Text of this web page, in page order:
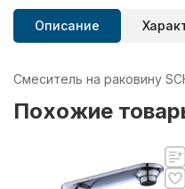
Описание
Смеситель на раковину
Похожие